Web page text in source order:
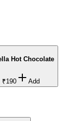
Hot Chocolate
₹190 Add